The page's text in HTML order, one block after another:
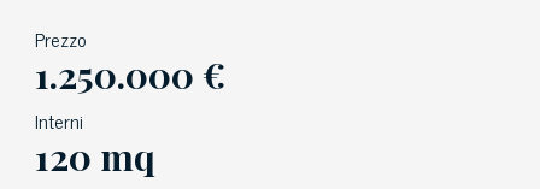
Prezzo
1.250.000 €
Interni
120 mq